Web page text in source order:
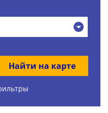
Найти на карте